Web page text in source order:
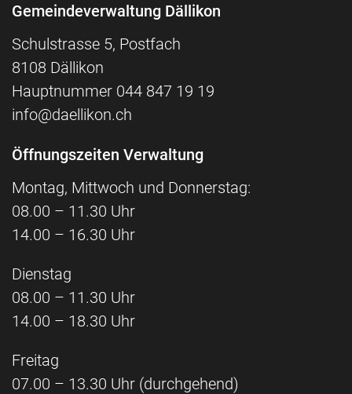
Gemeindeverwaltung Dällikon
Schulstrasse 5, Postfach
8108 Dällikon
Hauptnummer 044 847 19 19
info@daellikon.ch
Öffnungszeiten Verwaltung
Montag, Mittwoch und Donnerstag:
08.00 – 11.30 Uhr
14.00 – 16.30 Uhr
Dienstag
08.00 – 11.30 Uhr
14.00 – 18.30 Uhr
Freitag
07.00 – 13.30 Uhr (durchgehend)